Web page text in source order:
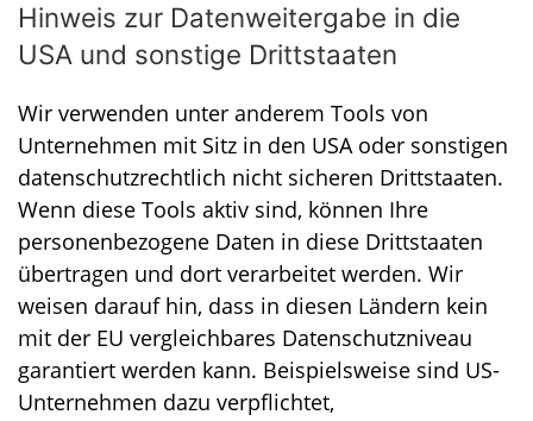
Hinweis zur Datenweitergabe in die
USA und sonstige Drittstaaten
Wir verwenden unter anderem Tools von
Unternehmen mit Sitz in den USA oder sonstigen
datenschutzrechtlich nicht sicheren Drittstaaten.
Wenn diese Tools aktiv sind, können Ihre
personenbezogene Daten in diese Drittstaaten
übertragen und dort verarbeitet werden. Wir
weisen darauf hin, dass in diesen Ländern kein
mit der EU vergleichbares Datenschutzniveau
garantiert werden kann. Beispielsweise sind US-
Unternehmen dazu verpflichtet,